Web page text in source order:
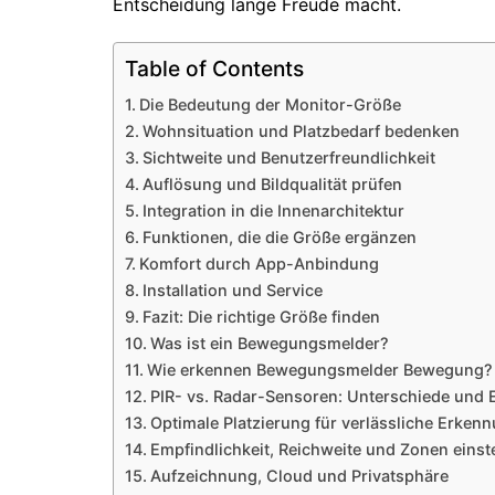
Entscheidung lange Freude macht.
Table of Contents
Die Bedeutung der Monitor-Größe
Wohnsituation und Platzbedarf bedenken
Sichtweite und Benutzerfreundlichkeit
Auflösung und Bildqualität prüfen
Integration in die Innenarchitektur
Funktionen, die die Größe ergänzen
Komfort durch App-Anbindung
Installation und Service
Fazit: Die richtige Größe finden
Was ist ein Bewegungsmelder?
Wie erkennen Bewegungsmelder Bewegung?
PIR- vs. Radar-Sensoren: Unterschiede und
Optimale Platzierung für verlässliche
Empfindlichkeit, Reichweite und Zonen
Aufzeichnung, Cloud und Privatsphäre